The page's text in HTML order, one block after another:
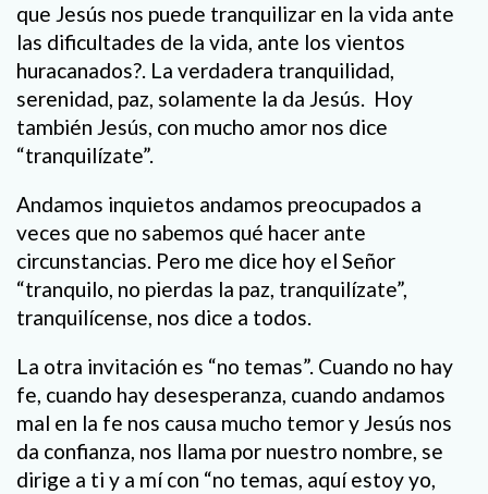
que Jesús nos puede tranquilizar en la vida ante
las dificultades de la vida, ante los vientos
huracanados?. La verdadera tranquilidad,
serenidad, paz, solamente la da Jesús. Hoy
también Jesús, con mucho amor nos dice
“tranquilízate”.
Andamos inquietos andamos preocupados a
veces que no sabemos qué hacer ante
circunstancias. Pero me dice hoy el Señor
“tranquilo, no pierdas la paz, tranquilízate”,
tranquilícense, nos dice a todos.
La otra invitación es “no temas”. Cuando no hay
fe, cuando hay desesperanza, cuando andamos
mal en la fe nos causa mucho temor y Jesús nos
da confianza, nos llama por nuestro nombre, se
dirige a ti y a mí con “no temas, aquí estoy yo,